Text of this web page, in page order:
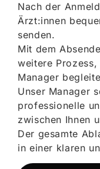
Nach der
Ärzt:innen
senden.
Mit dem
weitere
Manager
Unser Manager
professionelle
zwischen Ihnen
Der gesamte
in einer klaren